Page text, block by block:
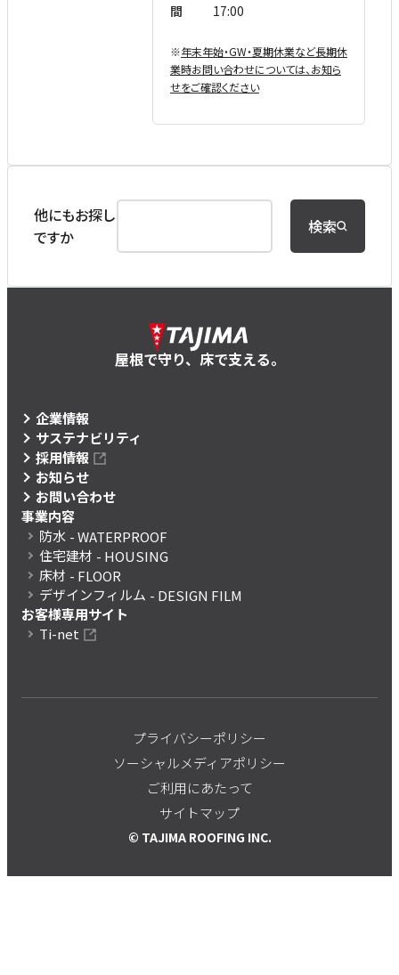
間
17:00
※年末年始・GW・夏期休業など⻑期休
業時お問い合わせについては、お知ら
せをご確認ください
他にもお探し
ですか
検索
屋根で守り、床で支える。
企業情報
サステナビリティ
採用情報
お知らせ
お問い合わせ
事業内容
防水 - WATERPROOF
住宅建材 - HOUSING
床材 - FLOOR
デザインフィルム - DESIGN FILM
お客様専用サイト
Ti-net
プライバシーポリシー
ソーシャルメディアポリシー
ご利用にあたって
サイトマップ
© TAJIMA ROOFING INC.